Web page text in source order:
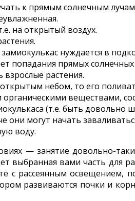
к прямым солнечным
на открытый воздух.
нуждается в
попадания прямых
растения.
открытым небом, то его
веществами,
(т.е. быть довольно
они могут начать
воду.
— занятие довольно-
выбранная вами часть для
с рассеянным освещением,
развиваются почки и